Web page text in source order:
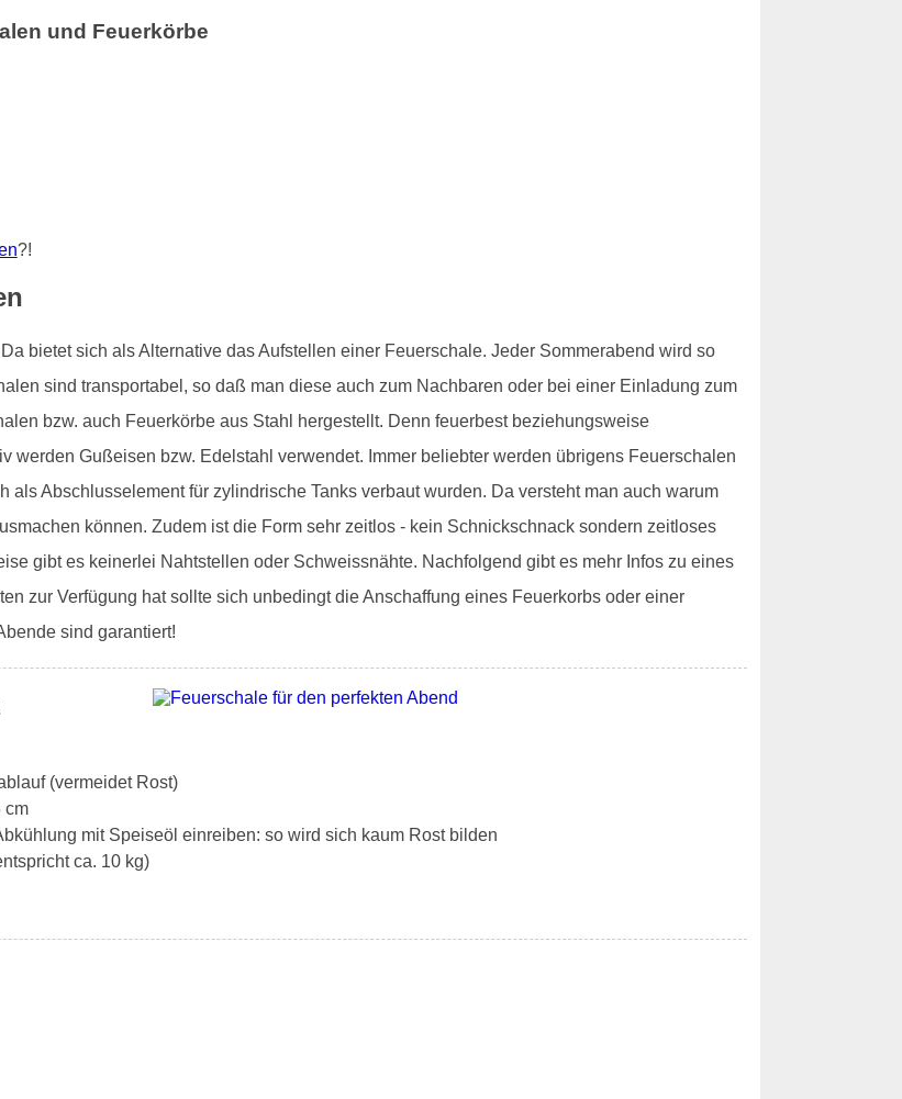
und Feuerkörbe
?!
bietet sich als Alternative das Aufstellen einer Feuerschale. Jeder Sommerabend wird so
sind transportabel, so daß man diese auch zum Nachbaren oder bei einer Einladung zum
bzw. auch Feuerkörbe aus Stahl hergestellt. Denn feuerbest beziehungsweise
werden Gußeisen bzw. Edelstahl verwendet. Immer beliebter werden übrigens Feuerschalen
Abschlusselement für zylindrische Tanks verbaut wurden. Da versteht man auch warum
können. Zudem ist die Form sehr zeitlos - kein Schnickschnack sondern zeitloses
gibt es keinerlei Nahtstellen oder Schweissnähte. Nachfolgend gibt es mehr Infos zu eines
zur Verfügung hat sollte sich unbedingt die Anschaffung eines Feuerkorbs oder einer
sind garantiert!
(vermeidet Rost)
cm
mit Speiseöl einreiben: so wird sich kaum Rost bilden
ca. 10 kg)